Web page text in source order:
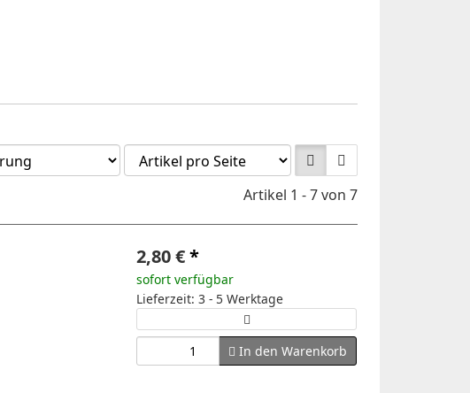
Artikel 1 - 7 von 7
2,80 €*
sofort verfügbar
Lieferzeit: 3 - 5 Werktage
In den Warenkorb